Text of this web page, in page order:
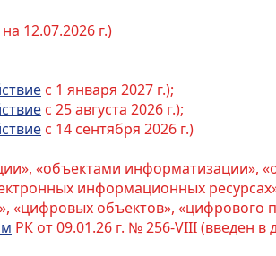
12.07.2026 г.)
с 1 января 2027 г.);
с 25 августа 2026 г.);
с 14 сентября 2026 г.)
«объектами информатизации»,
информационных
объектов», «цифрового
РК от 09.01.26 г. № 256-VIII (введен в